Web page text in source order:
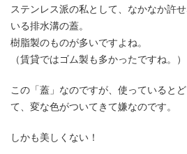
ステンレス派の私として、なかなか許
いる排水溝の蓋。
樹脂製のものが多いですよね。
（賃貸ではゴム製も多かったですね。）
この「蓋」なのですが、使っていると
て、変な色がついてきて嫌なのです。
しかも美しくない！